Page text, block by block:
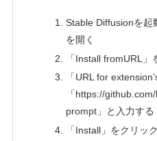
Stable Diffusionを起
を開く
「Install fromURL」
「URL for
「https://
prompt」と入力する
「Install」をクリッ